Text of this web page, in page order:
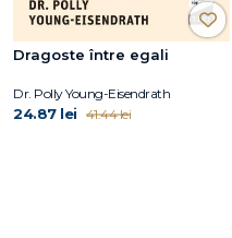
Dragoste între egali
Dr. Polly Young-Eisendrath
24.87 lei 41.44 lei